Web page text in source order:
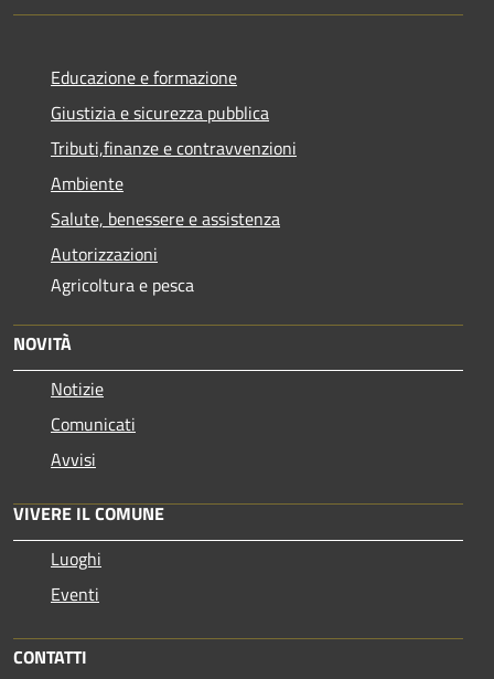
Educazione e formazione
Giustizia e sicurezza pubblica
Tributi,finanze e contravvenzioni
Ambiente
Salute, benessere e assistenza
Autorizzazioni
Agricoltura e pesca
NOVITÀ
Notizie
Comunicati
Avvisi
VIVERE IL COMUNE
Luoghi
Eventi
CONTATTI